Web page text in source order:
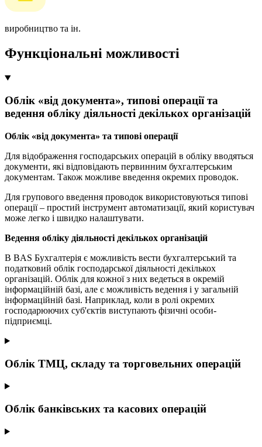
виробництво та ін.
Функціональні можливості
Облік «від документа», типові операції та
ведення обліку діяльності декількох організацій
Облік «від документа» та типові операції
Для відображення господарських операцій в обліку вводяться
документи, які відповідають первинним бухгалтерським
документам. Також можливе введення окремих проводок.
Для групового введення проводок використовуються типові
операції – простий інструмент автоматизації, який користувач
може легко і швидко налаштувати.
Ведення обліку діяльності декількох організацій
В BAS Бухгалтерія є можливість вести бухгалтерський та
податковий облік господарської діяльності декількох
організацій. Облік для кожної з них ведеться в окремій
інформаційній базі, але є можливість ведення і у загальній
інформаційній базі. Наприклад, коли в ролі окремих
господарюючих суб'єктів виступають фізичні особи-
підприємці.
Облік ТМЦ, складу та торговельних операцій
Облік банківських та касових операцій